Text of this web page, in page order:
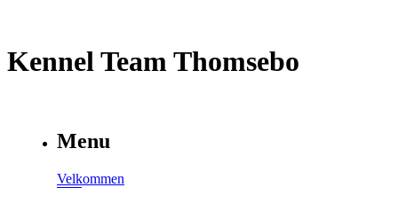
Kennel Team Thomsebo
Menu
Velkommen